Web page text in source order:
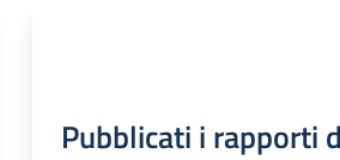
Pubblicati i rapporti